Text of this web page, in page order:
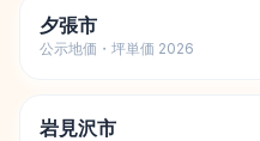
夕張市
公示地価・坪単価 2026
岩見沢市